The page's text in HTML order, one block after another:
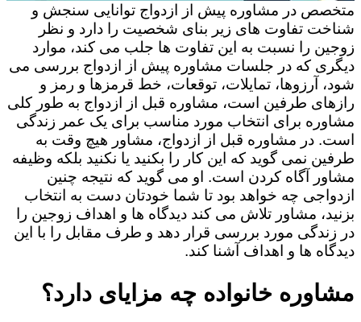
متخصص در مشاوره پیش از ازدواج توانایی سنجش و
شناخت تفاوت های زیر بنای شخصیت را دارد و نظر
زوجین را نسبت به این تفاوت ها جلب می کند، موارد
دیگری که در جلسات مشاوره پیش از ازدواج بررسی می
شود، آرزوها، تمایلات، توقعات، خط قرمزها و رمز و
رازهای طرفین است، مشاوره قبل از ازدواج به طور کلی
مشاوره برای انتخاب مورد مناسب برای یک عمر زندگی
است. در مشاوره قبل از ازدواج، مشاور هیچ وقت به
طرفین نمی گوید که این کار را بکنید یا نکنید بلکه وظیفه
مشاور آگاه کردن است. او می گوید که نتیجه چنین
ازدواجی چه خواهد بود تا شما خودتان دست به انتخاب
بزنید، مشاور تلاش می کند دیدگاه ها و اهداف زوجین را
در زندگی مورد بررسی قرار دهد و طرف مقابل را با این
دیدگاه ها و اهداف آشنا کند.
مشاوره خانواده چه مزایای دارد؟